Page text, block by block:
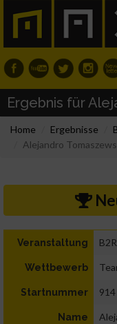
Ergebnis für
Home Ergebnisse
Alejandro
Veranstaltung
Wettbewerb
Startnummer 914
Name